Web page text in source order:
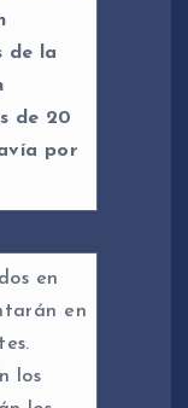
de la
de 20
por
en
en
los